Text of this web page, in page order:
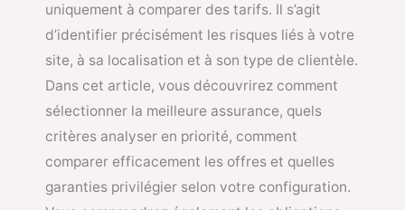
uniquement à comparer des tarifs. Il s’agit
d’identifier précisément les risques liés à votre
site, à sa localisation et à son type de clientèle.
Dans cet article, vous découvrirez comment
sélectionner la meilleure assurance, quels
critères analyser en priorité, comment
comparer efficacement les offres et quelles
garanties privilégier selon votre configuration.